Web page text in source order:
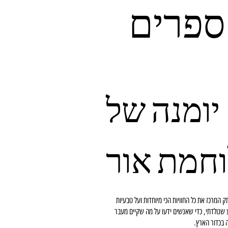
ספרים
יומנה של
אור
המרכז את כל החוויות הכי מיוחדות ועל טבעיות
כדי שאנשים ידעו על מה שקיים מעבר
בכדור הארץ.